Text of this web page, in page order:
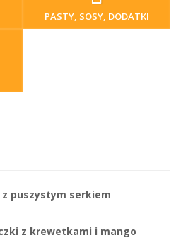
PASTY, SOSY, DODATKI
puszystym serkiem
z krewetkami i mango